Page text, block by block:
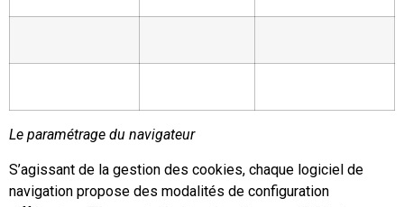
Le paramétrage du navigateur
S’agissant de la gestion des cookies, chaque logiciel de
navigation propose des modalités de configuration